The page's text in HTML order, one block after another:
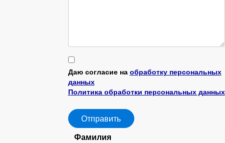
Даю согласие на обработку персональных
данных
Политика обработки персональных данных
Фамилия